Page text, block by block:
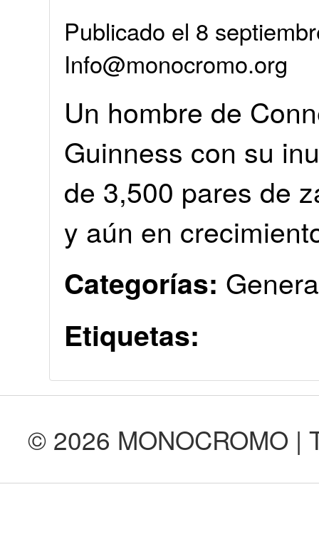
Publicado el 8
Info@monocromo.org
Un hombre de
Guinness con su
de 3,500 pares de
y aún en
Categorías:
Etiquetas:
© 2026 MONOCROMO |